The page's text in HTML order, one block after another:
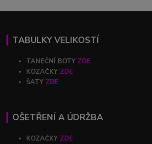
TABULKY VELIKOSTÍ
TANEČNÍ BOTY ZDE
KOZAČKY ZDE
ŠATY ZDE
OŠETŘENÍ A ÚDRŽBA
KOZAČKY ZDE